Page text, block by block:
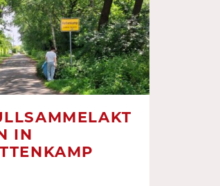
IN